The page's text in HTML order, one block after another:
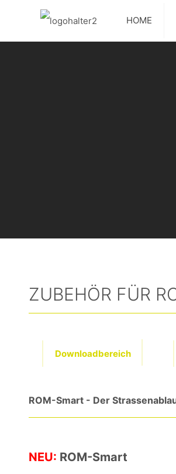
HOME
ZUBEHÖR FÜR
Downloadbereich
ROM-Smart - Der
NEU: ROM-Smart